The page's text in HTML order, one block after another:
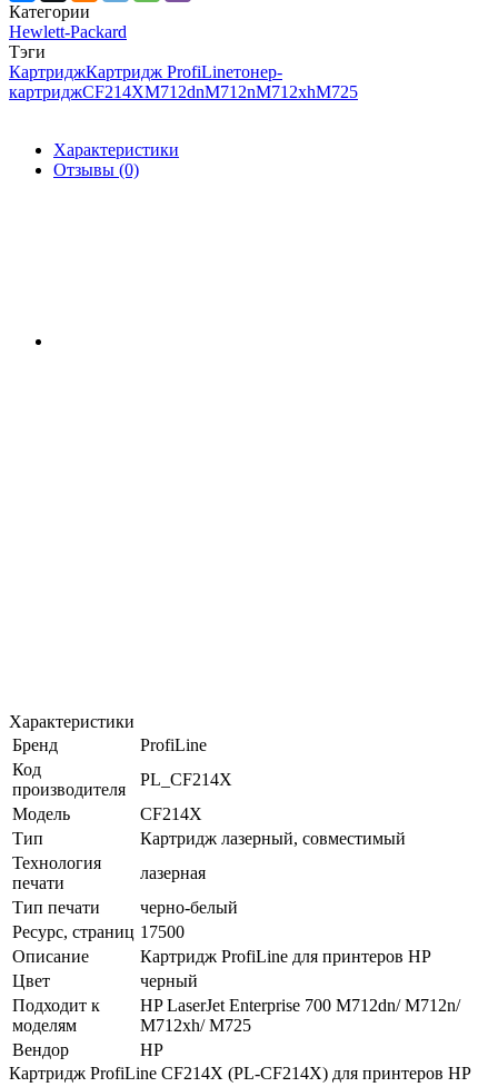
Категории
Hewlett-Packard
Тэги
КартриджКартридж ProfiLineтонер-
картриджCF214XM712dnM712nM712xhM725
Характеристики
Отзывы (0)
Характеристики
Бренд
ProfiLine
Код
производителя
PL_CF214X
Модель
CF214X
Тип
Картридж лазерный, совместимый
Технология
печати
лазерная
Тип печати
черно-белый
Ресурс, страниц 17500
Описание
Картридж ProfiLine для принтеров HP
Цвет
черный
Подходит к
моделям
HP LaserJet Enterprise 700 M712dn/ M712n/
M712xh/ M725
Вендор
HP
Картридж ProfiLine CF214X (PL-CF214X) для принтеров HP